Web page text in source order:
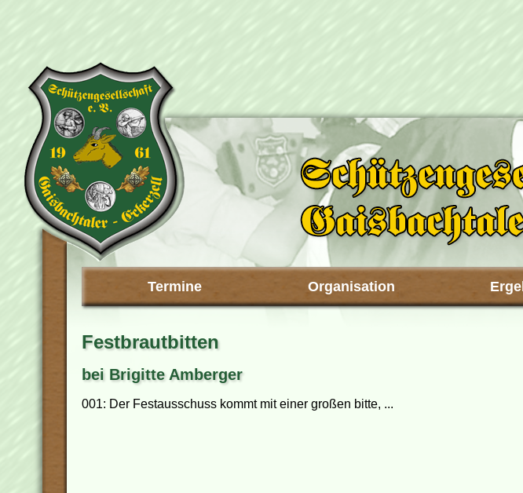
Termine Organisation
Festbrautbitten
bei Brigitte Amberger
001: Der Festausschuss kommt mit einer großen bitte, ...